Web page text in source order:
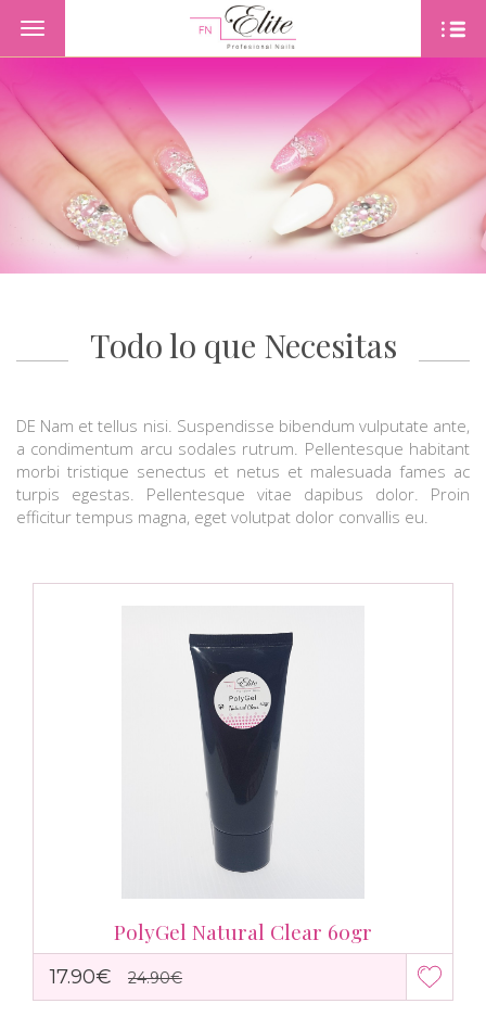
Toggle
navigation
Todo lo que Necesitas
DE Nam et tellus nisi. Suspendisse bibendum vulputate ante,
a condimentum arcu sodales rutrum. Pellentesque habitant
morbi tristique senectus et netus et malesuada fames ac
turpis egestas. Pellentesque vitae dapibus dolor. Proin
efficitur tempus magna, eget volutpat dolor convallis eu.
PolyGel Natural Clear 60gr
17.90€ 24.90€
PRODUKTE
OFERTAS
CONTACTO
NUESTROS SERVICIOS